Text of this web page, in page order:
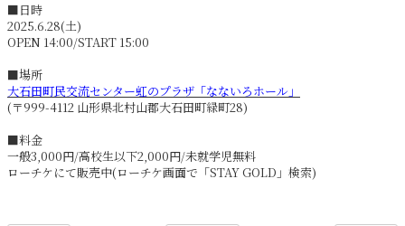
■日時
2025.6.28(土)
OPEN 14:00/START 15:00
■場所
大石田町民交流センター虹のプラザ「なないろホール」
(〒999-4112 山形県北村山郡大石田町緑町28)
■料金
一般3,000円/高校生以下2,000円/未就学児無料
ローチケにて販売中(ローチケ画面で「STAY GOLD」検索)